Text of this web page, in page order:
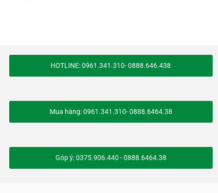
HOTLINE: 0961.341.310- 0888.646.438
Mua hàng: 0961.341.310- 0888.6464.38
Góp ý: 0375.906.440 - 0888.6464.38